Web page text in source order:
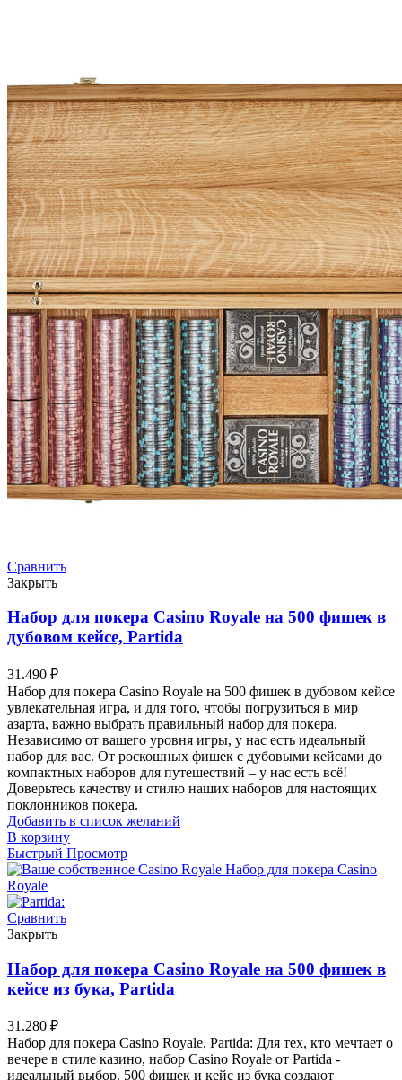
Сравнить
Закрыть
Набор для покера Casino Royale на 500 фишек в
дубовом кейсе, Partida
31.490 ₽
Набор для покера Casino Royale на 500 фишек в дубовом кейсе
увлекательная игра, и для того, чтобы погрузиться в мир
азарта, важно выбрать правильный набор для покера.
Независимо от вашего уровня игры, у нас есть идеальный
набор для вас. От роскошных фишек с дубовыми кейсами до
компактных наборов для путешествий – у нас есть всё!
Доверьтесь качеству и стилю наших наборов для настоящих
поклонников покера.
Добавить в список желаний
В корзину
Быстрый Просмотр
Сравнить
Закрыть
Набор для покера Casino Royale на 500 фишек в
кейсе из бука, Partida
31.280 ₽
Набор для покера Casino Royale, Partida: Для тех, кто мечтает о
вечере в стиле казино, набор Casino Royale от Partida -
идеальный выбор. 500 фишек и кейс из бука создают